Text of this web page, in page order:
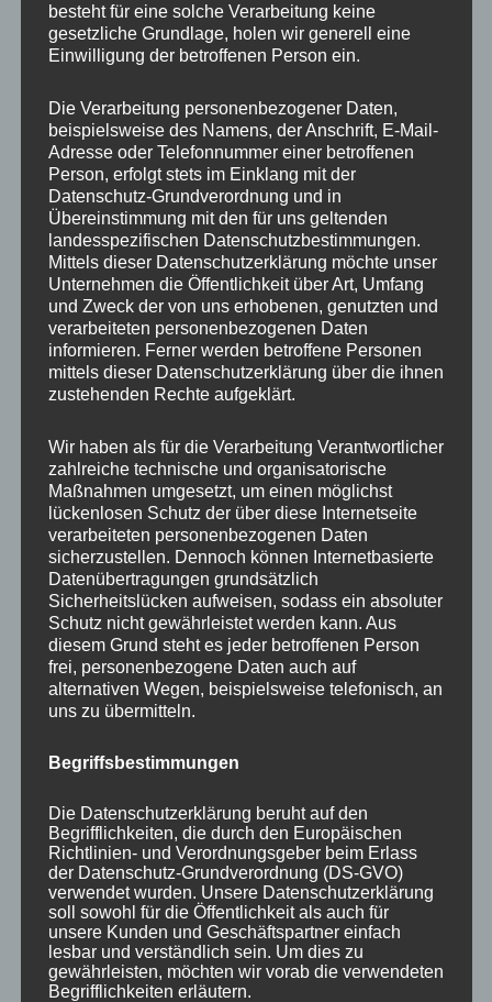
Besonders beeindruckend ist die Herdeweißes
Rotwild, die natürlich in dieser Form nicht
überall zu finden ist. Man ruhte bei meinem
Besuch, der Eindruck war dennoch
überwältigend.
Natürlich darf in einem Wildpark auch
Schwarzwildnicht fehlen und das tut es in
Eekholt auch nicht. Irgendwie hatte ich bei den
Wildschweinen nicht so die Geduld, sonst
wären sicher noch schönere Bilder zu Stande
gekommen.
besteht für eine solche Verarbeitung keine
gesetzliche Grundlage, holen wir generell eine
Einwilligung der betroffenen Person ein.
Die Verarbeitung personenbezogener Daten,
beispielsweise des Namens, der Anschrift, E-Mail-
Adresse oder Telefonnummer einer betroffenen
Person, erfolgt stets im Einklang mit der
Datenschutz-Grundverordnung und in
Übereinstimmung mit den für uns geltenden
landesspezifischen Datenschutzbestimmungen.
Mittels dieser Datenschutzerklärung möchte unser
Unternehmen die Öffentlichkeit über Art, Umfang
und Zweck der von uns erhobenen, genutzten und
verarbeiteten personenbezogenen Daten
informieren. Ferner werden betroffene Personen
mittels dieser Datenschutzerklärung über die ihnen
zustehenden Rechte aufgeklärt.
Wir haben als für die Verarbeitung Verantwortlicher
zahlreiche technische und organisatorische
Maßnahmen umgesetzt, um einen möglichst
lückenlosen Schutz der über diese Internetseite
verarbeiteten personenbezogenen Daten
sicherzustellen. Dennoch können Internetbasierte
Datenübertragungen grundsätzlich
Sicherheitslücken aufweisen, sodass ein absoluter
Schutz nicht gewährleistet werden kann. Aus
diesem Grund steht es jeder betroffenen Person
frei, personenbezogene Daten auch auf
alternativen Wegen, beispielsweise telefonisch, an
uns zu übermitteln.
Begriffsbestimmungen
Die Datenschutzerklärung beruht auf den
Begrifflichkeiten, die durch den Europäischen
Richtlinien- und Verordnungsgeber beim Erlass
der Datenschutz-Grundverordnung (DS-GVO)
verwendet wurden. Unsere Datenschutzerklärung
soll sowohl für die Öffentlichkeit als auch für
unsere Kunden und Geschäftspartner einfach
lesbar und verständlich sein. Um dies zu
gewährleisten, möchten wir vorab die verwendeten
Begrifflichkeiten erläutern.